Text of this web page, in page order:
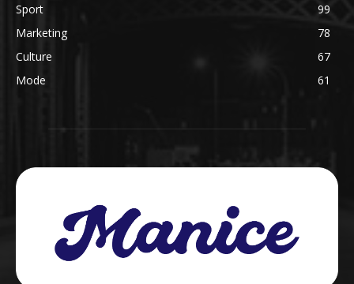
Sport
99
Marketing
78
Culture
67
Mode
61